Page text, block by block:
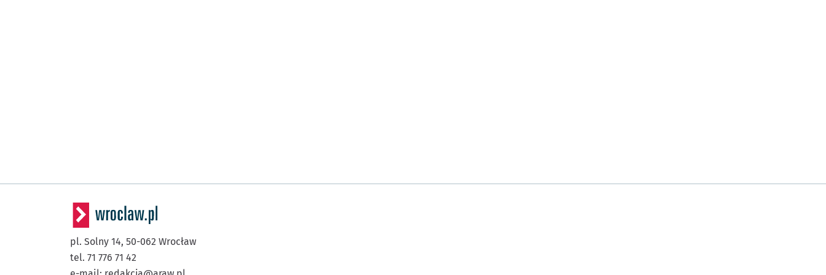
pl. Solny 14, 50-062 Wrocław
tel. 71 776 71 42